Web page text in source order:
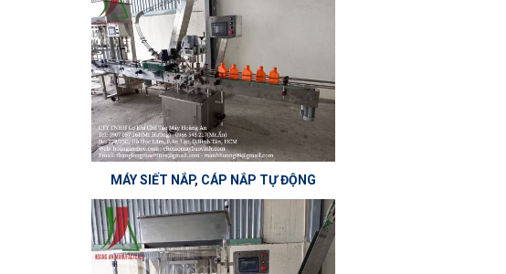
MÁY SIẾT NẮP, CÁP NẮP TỰ ĐỘNG